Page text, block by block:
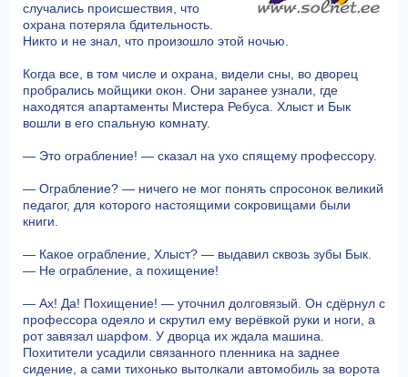
случались происшествия, что
охрана потеряла бдительность.
Никто и не знал, что произошло этой ночью.
Когда все, в том числе и охрана, видели сны, во дворец
пробрались мойщики окон. Они заранее узнали, где
находятся апартаменты Мистера Ребуса. Хлыст и Бык
вошли в его спальную комнату.
— Это ограбление! — сказал на ухо спящему профессору.
— Ограбление? — ничего не мог понять спросонок великий
педагог, для которого настоящими сокровищами были
книги.
— Какое ограбление, Хлыст? — выдавил сквозь зубы Бык.
— Не ограбление, а похищение!
— Ах! Да! Похищение! — уточнил долговязый. Он сдёрнул с
профессора одеяло и скрутил ему верёвкой руки и ноги, а
рот завязал шарфом. У дворца их ждала машина.
Похитители усадили связанного пленника на заднее
сидение, а сами тихонько вытолкали автомобиль за ворота